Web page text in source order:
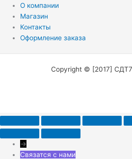
О компании
Магазин
Контакты
Оформление заказа
Copyright © [2017]
→
Связатся с нами